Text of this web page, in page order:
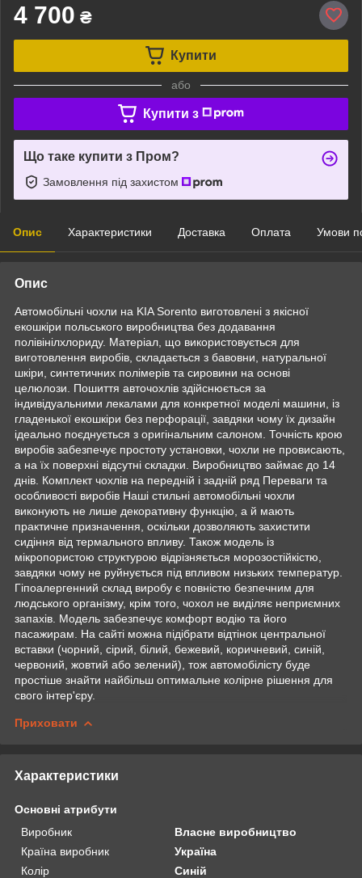
4 700 ₴
Купити
або
Купити з
Що таке купити з Пром?
Замовлення під захистом
Опис Характеристики Доставка Оплата Умови
Опис
Автомобільні чохли на KIA Sorento виготовлені з якісної
екошкіри польського виробництва без додавання
полівінілхлориду. Матеріал, що використовується для
виготовлення виробів, складається з бавовни, натуральної
шкіри, синтетичних полімерів та сировини на основі
целюлози. Пошиття авточохлів здійснюється за
індивідуальними лекалами для конкретної моделі машини, із
гладенької екошкіри без перфорації, завдяки чому їх дизайн
ідеально поєднується з оригінальним салоном. Точність крою
виробів забезпечує простоту установки, чохли не провисають,
а на їх поверхні відсутні складки. Виробництво займає до 14
днів. Комплект чохлів на передній і задній ряд Переваги та
особливості виробів Наші стильні автомобільні чохли
виконують не лише декоративну функцію, а й мають
практичне призначення, оскільки дозволяють захистити
сидіння від термального впливу. Також модель із
мікропористою структурою відрізняється морозостійкістю,
завдяки чому не руйнується під впливом низьких температур.
Гіпоалергенний склад виробу є повністю безпечним для
людського організму, крім того, чохол не виділяє неприємних
запахів. Модель забезпечує комфорт водію та його
пасажирам. На сайті можна підібрати відтінок центральної
вставки (чорний, сірий, білий, бежевий, коричневий, синій,
червоний, жовтий або зелений), тож автомобілісту буде
простіше знайти найбільш оптимальне колірне рішення для
свого інтер'єру.
Приховати
Характеристики
Основні атрибути
Виробник
Власне виробництво
Країна виробник
Україна
Колір
Синій